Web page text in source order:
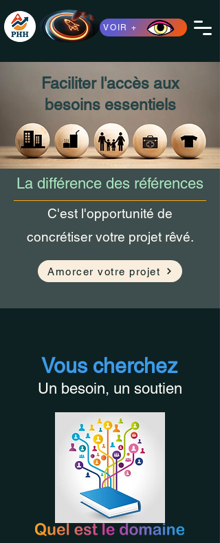
VOIR +
Faciliter l'accès aux
besoins essentiels
La différence des références
C'est l'opportunité de
concrétiser votre projet rêvé.
Amorcer votre projet
Vous cherchez
Un besoin, un soutien